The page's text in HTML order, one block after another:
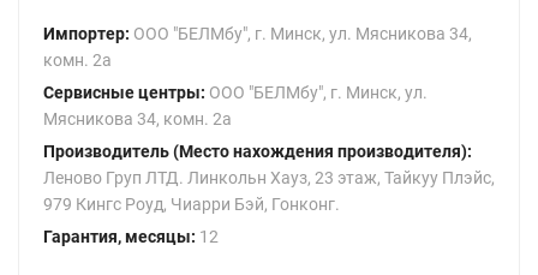
Импортер: ООО "БЕЛМбу", г. Минск, ул. Мясникова 34,
комн. 2а
Сервисные центры: ООО "БЕЛМбу", г. Минск, ул.
Мясникова 34, комн. 2а
Производитель (Место нахождения производителя):
Леново Груп ЛТД. Линкольн Хауз, 23 этаж, Тайкуу Плэйс,
979 Кингс Роуд, Чиарри Бэй, Гонконг.
Гарантия, месяцы: 12